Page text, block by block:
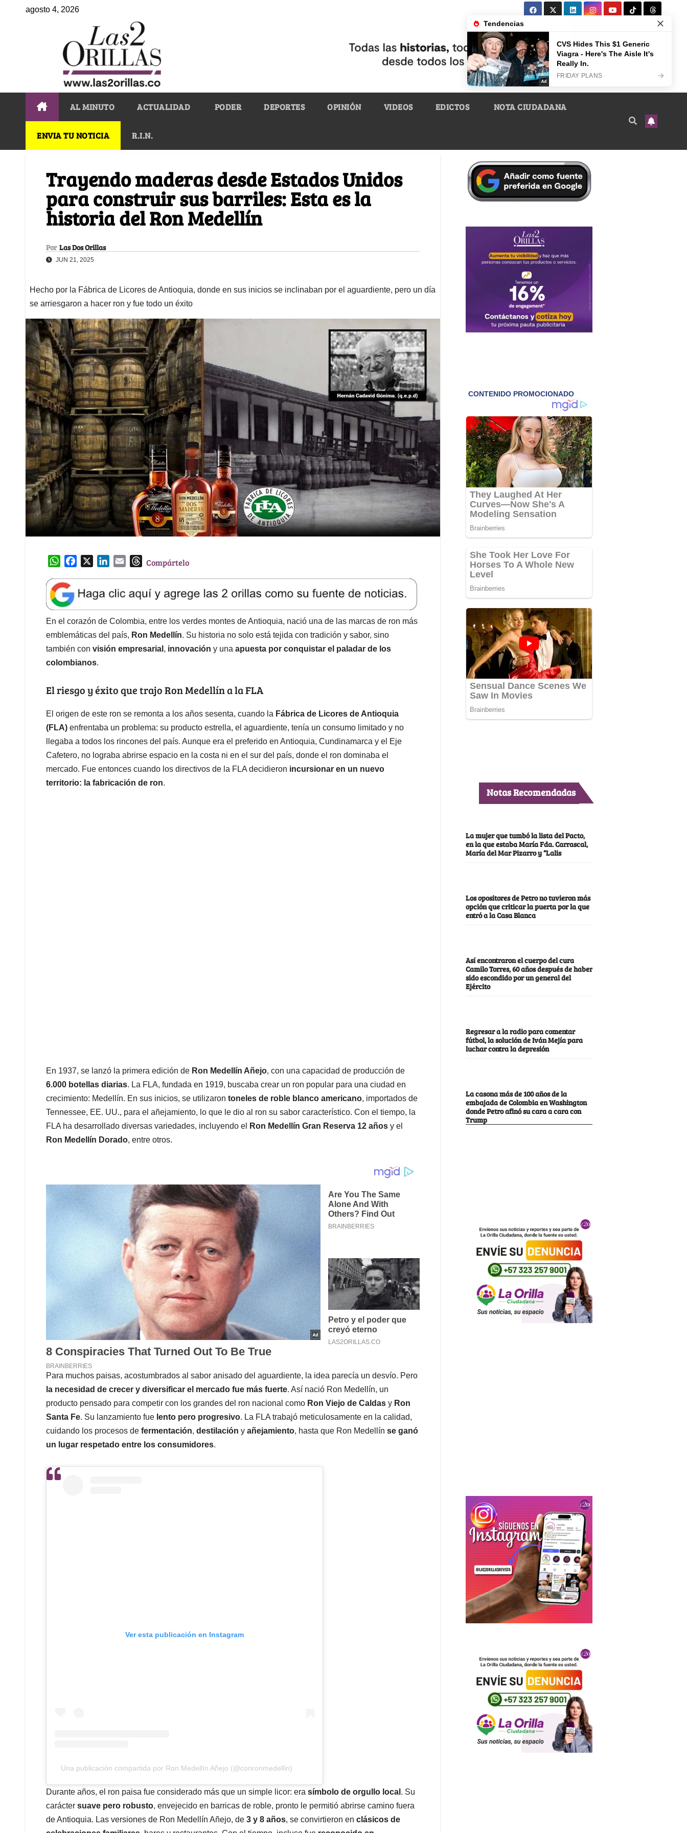
agosto 4, 2026
AL MINUTO ACTUALIDAD PODER DEPORTES OPINIÓN VIDEOS EDICTOS NOTA CIUDADANA
ENVIA TU NOTICIA R.I.N.
Trayendo maderas desde Estados Unidos
para construir sus barriles: Esta es la
historia del Ron Medellín
Por Las Dos Orillas
JUN 21, 2025
Hecho por la Fábrica de Licores de Antioquia, donde en sus inicios se inclinaban por el aguardiente, pero un día
se arriesgaron a hacer ron y fue todo un éxito
W
a
t
s
A
p
p
e
b
o
o
k
k
e
d
n
l
T
e
a
d
s
Compártelo
En el corazón de Colombia, entre los verdes montes de Antioquia, nació una de las marcas de ron más
emblemáticas del país, Ron Medellín. Su historia no solo está tejida con tradición y sabor, sino
también con visión empresarial , innovación y una apuesta por conquistar el paladar de los
colombianos.
El riesgo y éxito que trajo Ron Medellín a la FLA
El origen de este ron se remonta a los años sesenta, cuando la Fábrica de Licores de Antioquia
(FLA) enfrentaba un problema: su producto estrella, el aguardiente, tenía un consumo limitado y no
llegaba a todos los rincones del país. Aunque era el preferido en Antioquia, Cundinamarca y el Eje
Cafetero, no lograba abrirse espacio en la costa ni en el sur del país, donde el ron dominaba el
mercado. Fue entonces cuando los directivos de la FLA decidieron incursionar en un nuevo
territorio: la fabricación de ron.
En 1937, se lanzó la primera edición de Ron Medellín Añejo, con una capacidad de producción de
6.000 botellas diarias. La FLA, fundada en 1919, buscaba crear un ron popular para una ciudad en
crecimiento: Medellín. En sus inicios, se utilizaron toneles de roble blanco americano, importados de
Tennessee, EE. UU., para el añejamiento, lo que le dio al ron su sabor característico. Con el tiempo, la
FLA ha desarrollado diversas variedades, incluyendo el
Ron Medellín Gran Reserva 12 años y el
Ron Medellín Dorado, entre otros.
Para muchos paisas, acostumbrados al sabor anisado del aguardiente, la idea parecía un desvío. Pero
la necesidad de crecer y diversificar el mercado fue más fuerte. Así nació Ron Medellín, un
producto pensado para competir con los grandes del ron nacional como Ron Viejo de Caldas y Ron
Santa Fe. Su lanzamiento fue lento pero progresivo. La FLA trabajó meticulosamente en la calidad,
cuidando los procesos de fermentación, destilación y añejamiento, hasta que Ron Medellín se ganó
un lugar respetado entre los consumidores.
Ver esta publicación en Instagram
Una publicación compartida por Ron Medellín Añejo (@conronmedellin)
Durante años, el ron paisa fue considerado más que un simple licor: era símbolo de orgullo local . Su
carácter suave pero robusto, envejecido en barricas de roble, pronto le permitió abrirse camino fuera
de Antioquia. Las versiones de Ron Medellín Añejo, de 3 y 8 años, se convirtieron en clásicos de
Notas Recomendadas
La mujer que tumbó la lista del Pacto,
en la que estaba María Fda. Carrascal,
María del Mar Pizarro y “Lalis
Los opositores de Petro no tuvieron más
opción que criticar la puerta por la que
entró a la Casa Blanca
Así encontraron el cuerpo del cura
Camilo Torres, 60 años después de haber
sido escondido por un general del
Ejército
Regresar a la radio para comentar
fútbol, la solución de Iván Mejía para
luchar contra la depresión
La casona más de 100 años de la
embajada de Colombia en Washington
donde Petro afinó su cara a cara con
Trump